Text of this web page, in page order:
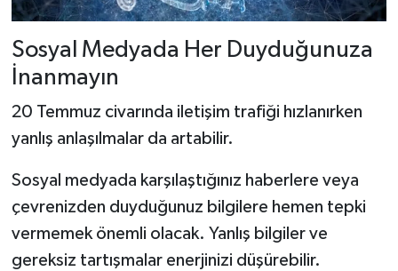
Sosyal Medyada Her Duyduğunuza
İnanmayın
20 Temmuz civarında iletişim trafiği hızlanırken
yanlış anlaşılmalar da artabilir.
Sosyal medyada karşılaştığınız haberlere veya
çevrenizden duyduğunuz bilgilere hemen tepki
vermemek önemli olacak. Yanlış bilgiler ve
gereksiz tartışmalar enerjinizi düşürebilir.